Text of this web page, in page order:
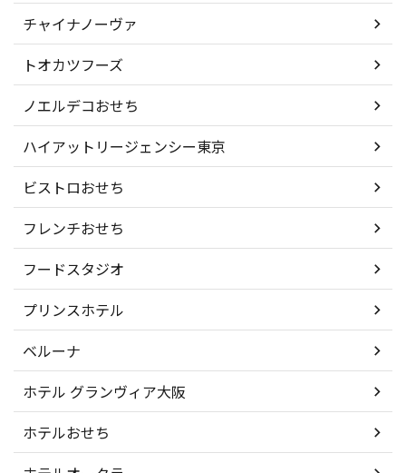
チャイナノーヴァ
トオカツフーズ
ノエルデコおせち
ハイアットリージェンシー東京
ビストロおせち
フレンチおせち
フードスタジオ
プリンスホテル
ベルーナ
ホテル グランヴィア大阪
ホテルおせち